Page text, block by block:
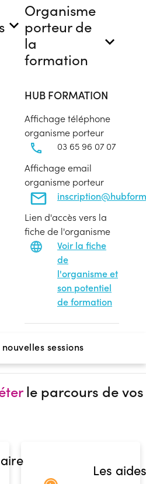
Organisme
porteur de
la
formation
HUB FORMATION
Affichage téléphone
organisme porteur
03 65 96 07 07
Affichage email
organisme porteur
Lien d'accès vers la
fiche de l'organisme
Voir la fiche
de
l'organisme et
son potentiel
de formation
sessions
le parcours de vos
Les aides